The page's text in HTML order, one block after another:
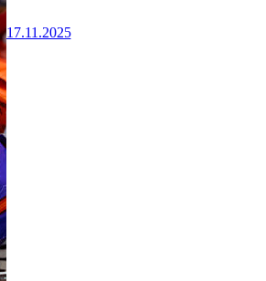
17.11.2025